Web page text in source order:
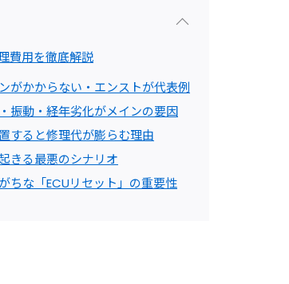
費用を徹底解説
がかからない・エンストが代表例
振動・経年劣化がメインの要因
すると修理代が膨らむ理由
きる最悪のシナリオ
ちな「ECUリセット」の重要性